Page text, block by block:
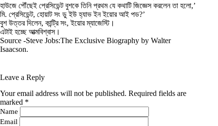
হাউজে পৌঁছেই প্রেসিডেন্ট বুশকে তিনি প্রথম যে কথাটি জিজ্ঞেস করলেন তা হলো,’
মি. প্রেসিডেন্ট, হোয়াট সং ডু ইউ হ্যাভ ইন ইয়োর আই পড?’
বুশ উত্তর দিলেন, কান্ট্রি সং, ইয়োর ম্যাজেস্টি।
এটাই হচ্ছে আত্মবিশ্বাস।
Source -Steve Jobs:The Exclusive Biography by Walter
Isaacson.
Leave a Reply
Your email address will not be published. Required fields are
marked *
Name
Email